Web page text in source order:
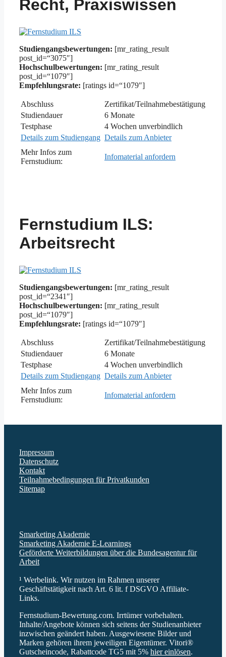
Recht, Praxiswissen
Studiengangsbewertungen: [mr_rating_result
post_id=“3075″]
Hochschulbewertungen: [mr_rating_result
post_id=“1079″]
Empfehlungsrate: [ratings id=“1079″]
Abschluss
Zertifikat/Teilnahmebestätigung
Studiendauer
6 Monate
Testphase
4 Wochen unverbindlich
Details zum Studiengang Details zum Anbieter
Mehr Infos zum
Fernstudium:
Infomaterial anfordern
Fernstudium ILS:
Arbeitsrecht
Studiengangsbewertungen: [mr_rating_result
post_id=“2341″]
Hochschulbewertungen: [mr_rating_result
post_id=“1079″]
Empfehlungsrate: [ratings id=“1079″]
Abschluss
Zertifikat/Teilnahmebestätigung
Studiendauer
6 Monate
Testphase
4 Wochen unverbindlich
Details zum Studiengang Details zum Anbieter
Mehr Infos zum
Fernstudium:
Infomaterial anfordern
Impressum
Datenschutz
Kontakt
Teilnahmebedingungen für Privatkunden
Sitemap
Smarketing Akademie
Smarketing Akademie E-Learnings
Geförderte Weiterbildungen über die Bundesagentur für
Arbeit
¹ Werbelink. Wir nutzen im Rahmen unserer
Geschäftstätigkeit nach Art. 6 lit. f DSGVO Affiliate-
Links.
Fernstudium-Bewertung.com. Irrtümer vorbehalten.
Inhalte/Angebote können sich seitens der Studienanbieter
inzwischen geändert haben. Ausgewiesene Bilder und
Marken gehören ihrem jeweiligen Eigentümer. Vitori®
Gutscheincode, Rabattcode TG5 mit 5% hier einlösen.